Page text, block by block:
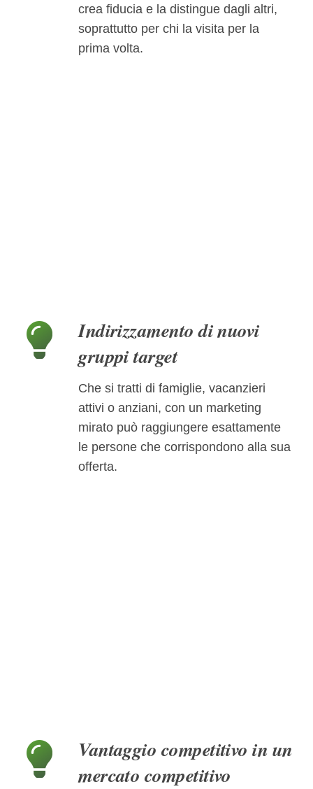
crea fiducia e la distingue dagli altri,
soprattutto per chi la visita per la
prima volta.
Indirizzamento di nuovi
gruppi target
Che si tratti di famiglie, vacanzieri
attivi o anziani, con un marketing
mirato può raggiungere esattamente
le persone che corrispondono alla sua
offerta.
Vantaggio competitivo in un
mercato competitivo